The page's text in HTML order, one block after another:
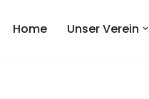
Home Unser Verein